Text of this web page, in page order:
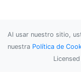
Al usar nuestro sitio,
nuestra Política de